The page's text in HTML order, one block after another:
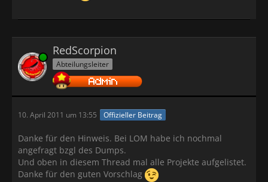
Online RedScorpion
Abteilungsleiter
10. April 2011 um 13:55 Offizieller Beitrag
Danke für den Hinweis. Bei LOM habe ich nochmal
angefragt bzgl des Dumps.
Und oben in diesem Thread mal alle Projekte aufgelistet.
Danke für den guten Vorschlag